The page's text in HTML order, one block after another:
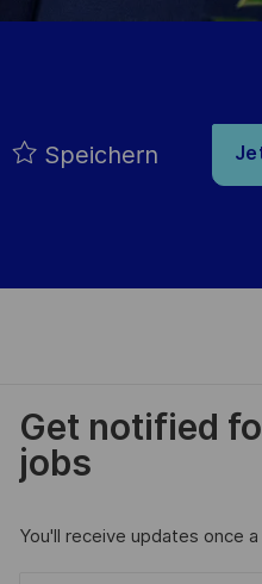
Speichern
Get notified
jobs
You'll receive updates once